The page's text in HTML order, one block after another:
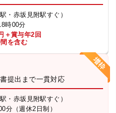
・赤坂見附駅すぐ）
時00分
＋賞与年2回
を含む
提出まで一貫対応
・赤坂見附駅すぐ）
分（週休2日制）